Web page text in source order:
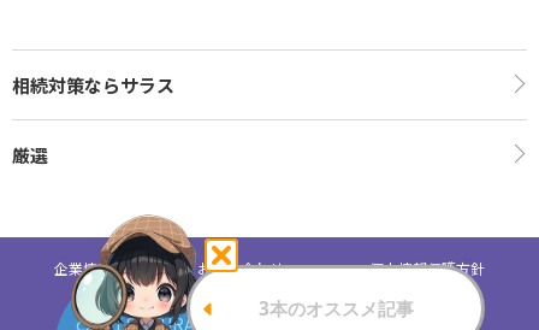
相続対策ならサラス
厳選
企業情報 お問い合わせ 個人情報保護方針
c2021 SAMURAI Security Inc. All Rights Reserved.